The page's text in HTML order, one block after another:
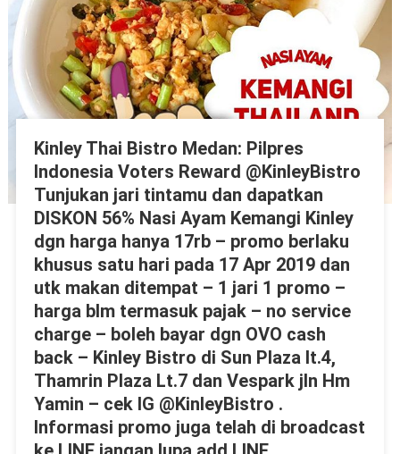
Kinley Thai Bistro Medan: Pilpres
Indonesia Voters Reward @KinleyBistro
Tunjukan jari tintamu dan dapatkan
DISKON 56% Nasi Ayam Kemangi Kinley
dgn harga hanya 17rb – promo berlaku
khusus satu hari pada 17 Apr 2019 dan
utk makan ditempat – 1 jari 1 promo –
harga blm termasuk pajak – no service
charge – boleh bayar dgn OVO cash
back – Kinley Bistro di Sun Plaza lt.4,
Thamrin Plaza Lt.7 dan Vespark jln Hm
Yamin – cek IG @KinleyBistro .
Informasi promo juga telah di broadcast